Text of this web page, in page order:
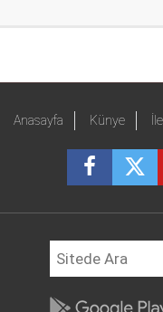
Anasayfa Künye